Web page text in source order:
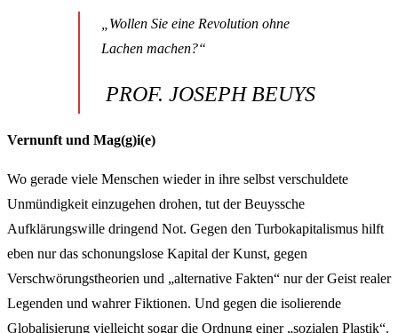
„Wollen Sie eine Revolution ohne
Lachen machen?“
PROF. JOSEPH BEUYS
Vernunft und Mag(g)i(e)
Wo gerade viele Menschen wieder in ihre selbst verschuldete
Unmündigkeit einzugehen drohen, tut der Beuyssche
Aufklärungswille dringend Not. Gegen den Turbokapitalismus hilft
eben nur das schonungslose Kapital der Kunst, gegen
Verschwörungstheorien und „alternative Fakten“ nur der Geist realer
Legenden und wahrer Fiktionen. Und gegen die isolierende
Globalisierung vielleicht sogar die Ordnung einer „sozialen Plastik“.